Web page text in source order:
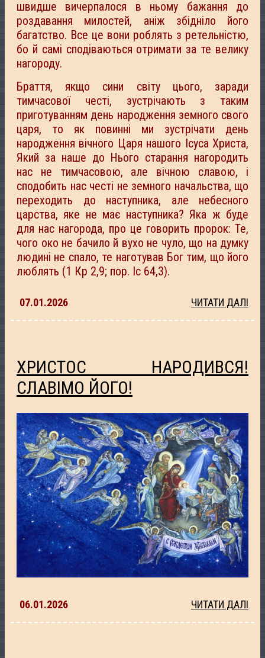
швидше вичерпалося в ньому бажання до
роздавання милостей, аніж збідніло його
багатство. Все це вони роблять з ретельністю,
бо й самі сподіваються отримати за те велику
нагороду.
Браття, якщо сини світу цього, заради
тимчасової честі, зустрічають з таким
приготуванням день народження земного свого
царя, то як повинні ми зустрічати день
народження вічного Царя нашого Ісуса Христа,
Який за наше до Нього старання нагородить
нас не тимчасовою, але вічною славою, і
сподобить нас честі не земного начальства, що
переходить до наступника, але небесного
царства, яке не має наступника? Яка ж буде
для нас нагорода, про це говорить пророк: Те,
чого око не бачило й вухо не чуло, що на думку
людині не спало, те наготував Бог тим, що його
люблять (1 Кр 2,9; пор. Іс 64,3).
07.01.2026 ЧИТАТИ ДАЛІ
ХРИСТОС НАРОДИВСЯ!
СЛАВІМО ЙОГО!
06.01.2026 ЧИТАТИ ДАЛІ